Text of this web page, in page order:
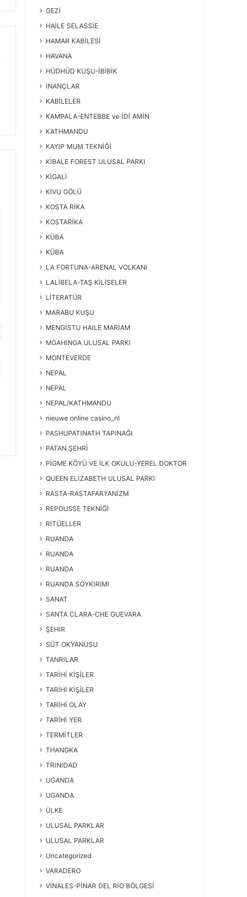
GEZİ
HAİLE SELASSİE
HAMAR KABİLESİ
HAVANA
HÜDHÜD KUŞU-İBİBİK
İNANÇLAR
KABİLELER
KAMPALA-ENTEBBE ve İDİ AMİN
KATHMANDU
KAYIP MUM TEKNİĞİ
KİBALE FOREST ULUSAL PARKI
KİGALİ
KİVU GÖLÜ
KOSTA RİKA
KOSTARİKA
KÜBA
KÜBA
LA FORTUNA-ARENAL VOLKANI
LALİBELA-TAŞ KİLİSELER
LİTERATÜR
MARABU KUŞU
MENGİSTU HAILE MARIAM
MGAHINGA ULUSAL PARKI
MONTEVERDE
NEPAL
NEPAL
NEPAL/KATHMANDU
nieuwe online casino_nl
PASHUPATINATH TAPINAĞI
PATAN ŞEHRİ
PİGME KÖYÜ VE İLK OKULU-YEREL DOKTOR
QUEEN ELIZABETH ULUSAL PARKI
RASTA-RASTAFARYANİZM
REPOUSSE TEKNİĞİ
RİTÜELLER
RUANDA
RUANDA
RUANDA
RUANDA SOYKIRIMI
SANAT
SANTA CLARA-CHE GUEVARA
ŞEHİR
SÜT OKYANUSU
TANRILAR
TARİHİ KİŞİLER
TARİHİ KİŞİLER
TARİHİ OLAY
TARİHİ YER
TERMİTLER
THANGKA
TRINIDAD
UGANDA
UGANDA
ÜLKE
ULUSAL PARKLAR
ULUSAL PARKLAR
Uncategorized
VARADERO
VİNALES-PİNAR DEL RİO BÖLGESİ